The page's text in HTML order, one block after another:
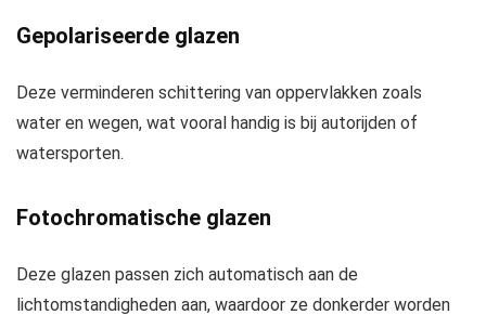
Gepolariseerde glazen
Deze verminderen schittering van oppervlakken zoals
water en wegen, wat vooral handig is bij autorijden of
watersporten.
Fotochromatische glazen
Deze glazen passen zich automatisch aan de
lichtomstandigheden aan, waardoor ze donkerder worden